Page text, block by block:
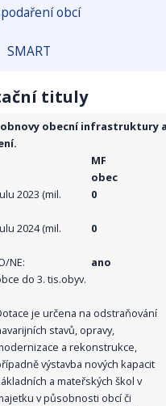
obcí
SMART
tituly
obecní infrastruktury
MF
obec
2023 (mil.
0
2024 (mil.
0
NE:
ano
do 3. tis.obyv.
je určena na odstraňování
stavů, opravy,
a rekonstrukce,
výstavba nových kapacit
a mateřských škol v
v působnosti obcí či